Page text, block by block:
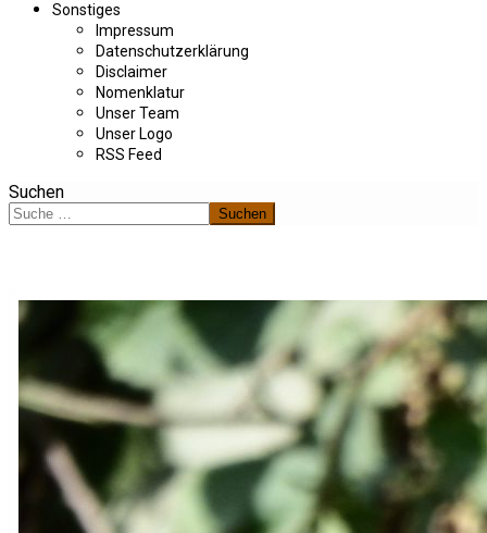
Sonstiges
Impressum
Datenschutzerklärung
Disclaimer
Nomenklatur
Unser Team
Unser Logo
RSS Feed
Suchen
Suchen